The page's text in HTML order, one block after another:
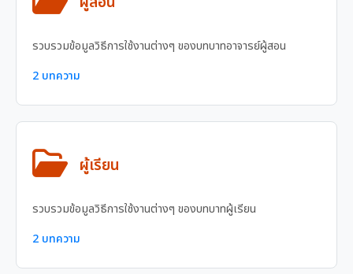
รวบรวมข้อมูลวิธีการใช้งานต่างๆ ของบทบาทอาจารย์ผู้สอน
2 บทความ
ผู้เรียน
รวบรวมข้อมูลวิธีการใช้งานต่างๆ ของบทบาทผู้เรียน
2 บทความ